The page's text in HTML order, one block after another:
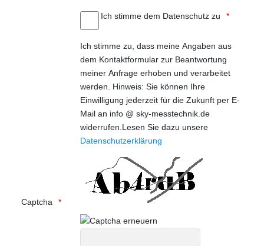
Ich stimme dem Datenschutz zu
Ich stimme zu, dass meine Angaben aus
dem Kontaktformular zur Beantwortung
meiner Anfrage erhoben und verarbeitet
werden. Hinweis: Sie können Ihre
Einwilligung jederzeit für die Zukunft per E-
Mail an info @ sky-messtechnik.de
widerrufen.Lesen Sie dazu unsere
Datenschutzerklärung
Captcha